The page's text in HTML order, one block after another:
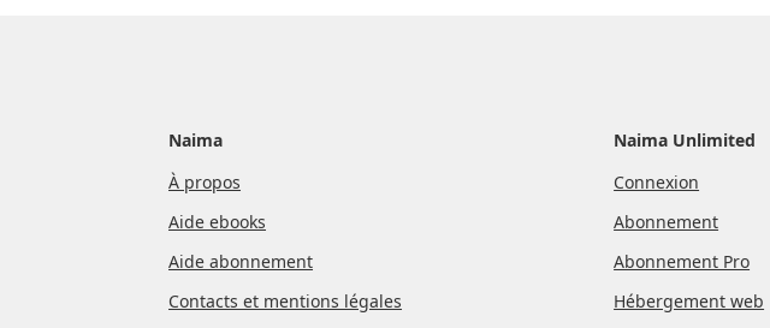
Naima
À propos
Aide ebooks
Aide abonnement
Contacts et mentions légales
Naima Unlimited
Connexion
Abonnement
Abonnement Pro
Hébergement web